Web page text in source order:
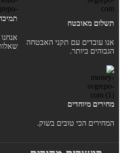
תשלום מאובטח
אנו עובדים עם תקני האבטחה
הגבוהים ביותר.
תמיכה
מחירים מיוחדים
המחירים הכי טובים בשוק.